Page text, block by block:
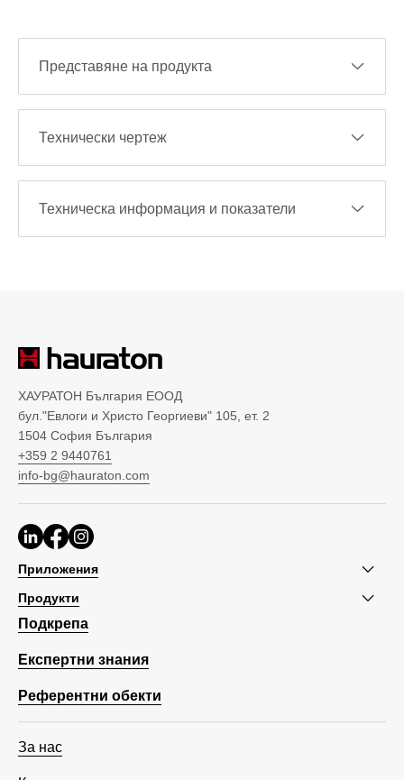
Представяне на продукта
Технически чертеж
Техническа информация и показатели
ХАУРАТОН България ЕООД
бул."Евлоги и Христо Георгиеви" 105, ет. 2
1504 София България
+359 2 9440761
info-bg@hauraton.com
Приложения
Продукти
Подкрепа
Експертни знания
Референтни обекти
За нас